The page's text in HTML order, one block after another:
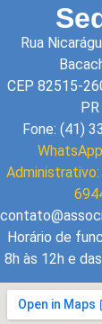
Rua
CEP 82515-
PR
Fone: (41)
Horário de
8h às 12h e